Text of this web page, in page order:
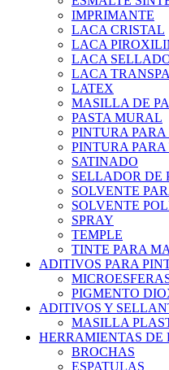
IMPRIMANTE
LACA CRISTAL
LACA
LACA
LACA
LATEX
MASILLA DE
PASTA MURAL
PINTURA PARA
PINTURA
SATINADO
SELLADOR DE
SOLVENTE
SOLVENTE
SPRAY
TEMPLE
TINTE PARA
ADITIVOS PARA
PIGMENTO
ADITIVOS Y
MASILLA
HERRAMIENTAS DE
BROCHAS
ESPATULAS